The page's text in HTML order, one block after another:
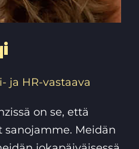
ja HR-vastaava
on se, että
sanojamme. Meidän